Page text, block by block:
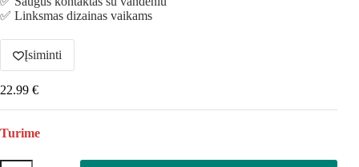
✅ Linksmas dizainas vaikams
Įsiminti
22.99 €
Turime